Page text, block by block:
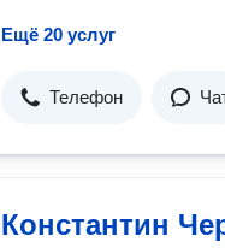
Ещё 20 услуг
Телефон
Константин